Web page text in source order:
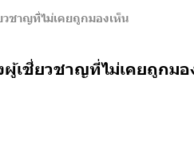
ชาญที่ไม่เคยถูกมองเห็น
เชี่ยวชาญที่ไม่เคยถูกมอ